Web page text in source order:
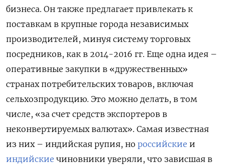
бизнеса. Он также предлагает привлекать к
поставкам в крупные города независимых
производителей, минуя систему торговых
посредников, как в 2014-2016 гг. Еще одна идея –
оперативные закупки в «дружественных»
странах потребительских товаров, включая
сельхозпродукцию. Это можно делать, в том
числе, «за счет средств экспортеров в
неконвертируемых валютах». Самая известная
из них – индийская рупия, но российские и
индийские чиновники уверяли, что зависшая в